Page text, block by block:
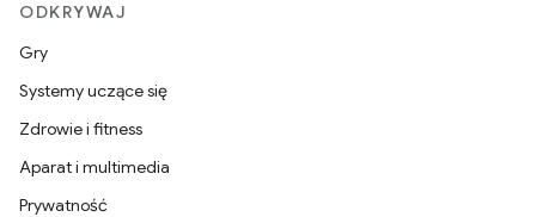
ODKRYWAJ
Gry
Systemy uczące się
Zdrowie i fitness
Aparat i multimedia
Prywatność